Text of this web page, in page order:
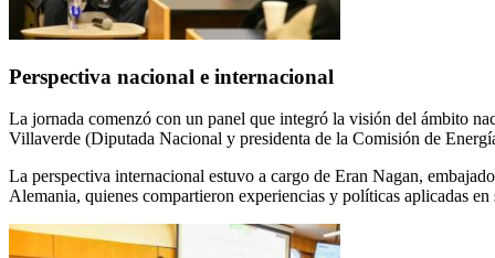
Perspectiva nacional e internacional
La jornada comenzó con un panel que integró la visión del ámbito
Villaverde (Diputada Nacional y presidenta de la Comisión de
La perspectiva internacional estuvo a cargo de Eran Nagan,
Alemania, quienes compartieron experiencias y políticas aplicadas